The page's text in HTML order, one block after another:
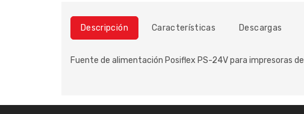
Descripción Características Descargas
Fuente de alimentación Posiflex PS-24V para impresoras